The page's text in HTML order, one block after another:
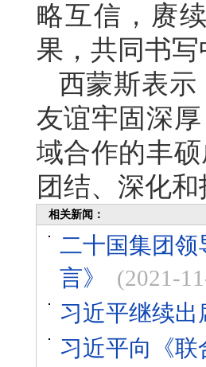
略互信，赓
果，共同书
西蒙斯表示
友谊牢固深
域合作的丰
团结、深化
相关新闻：
二十国集团领
言》
(2021-
习近平继续
习近平向《